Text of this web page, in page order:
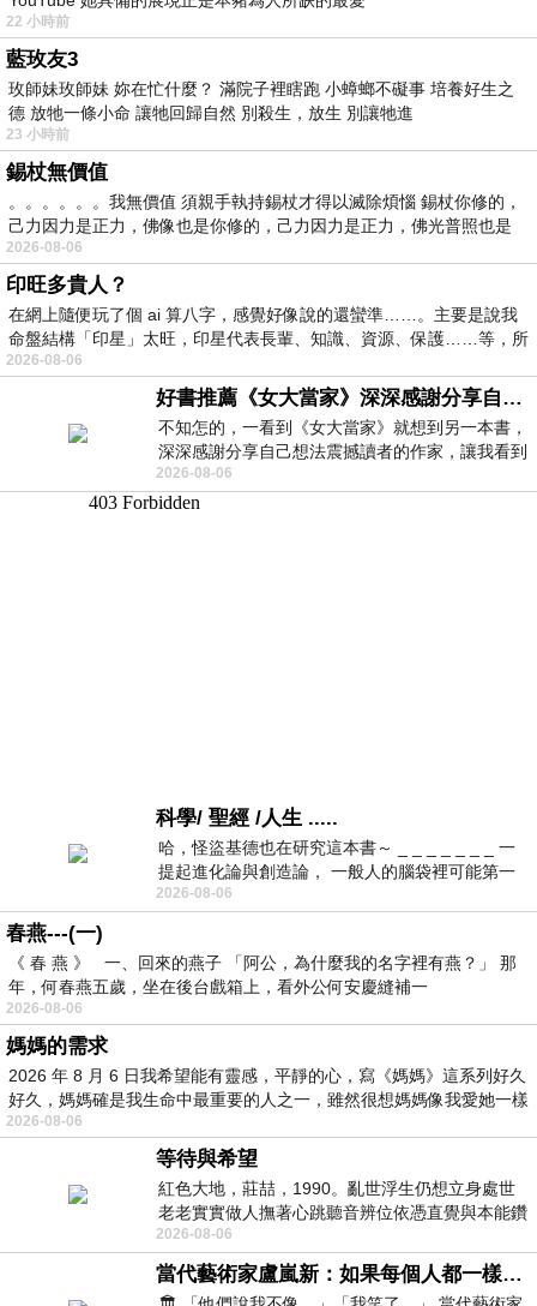
22 小時前
藍玫友3
玫師妹玫師妹 妳在忙什麼？ 滿院子裡瞎跑 小蟑螂不礙事 培養好生之
德 放牠一條小命 讓牠回歸自然 別殺生，放生 別讓牠進
23 小時前
錫杖無價值
。。。。。。我無價值 須親手執持錫杖才得以滅除煩惱 錫杖你修的，
己力因力是正力，佛像也是你修的，己力因力是正力，佛光普照也是
2026-08-06
印旺多貴人？
在網上隨便玩了個 ai 算八字，感覺好像說的還蠻準……。主要是說我
命盤結構「印星」太旺，印星代表長輩、知識、資源、保護……等，所
2026-08-06
好書推薦《女大當家》深深感謝分享自己想法震撼讀者的作家，讓我看到不同樣貌的家庭！
不知怎的，一看到《女大當家》就想到另一本書，
深深感謝分享自己想法震撼讀者的作家，讓我看到
不同樣貌的家庭！ 《女大
2026-08-06
科學/ 聖經 /人生 .....
哈，怪盜基德也在研究這本書～ _ _ _ _ _ _ _ 一
提起進化論與創造論， 一般人的腦袋裡可能第一
時間就有「 進化論很科
2026-08-06
春燕---(一)
《 春 燕 》 一、回來的燕子 「阿公，為什麼我的名字裡有燕？」 那
年，何春燕五歲，坐在後台戲箱上，看外公何安慶縫補一
2026-08-06
媽媽的需求
2026 年 8 月 6 日我希望能有靈感，平靜的心，寫《媽媽》這系列好久
好久，媽媽確是我生命中最重要的人之一，雖然很想媽媽像我愛她一樣
2026-08-06
等待與希望
紅色大地，莊喆，1990。亂世浮生仍想立身處世
老老實實做人撫著心跳聽音辨位依憑直覺與本能鑽
向裂隙的亮處探索另一個心聲另一個共鳴的
2026-08-06
當代藝術家盧嵐新：如果每個人都一樣，這世界該有多無聊？